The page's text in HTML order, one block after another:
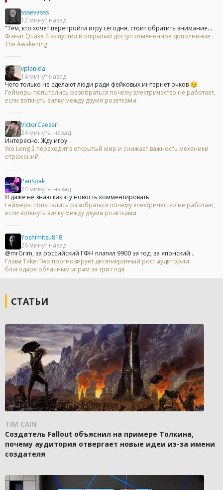
sssevasss
12 минут назад
"Тем, кто хочет перепройти игру сегодня, стоит обратить внимание...
Фанат Quake 4 выпустил в открытый доступ отмененное дополнение
The Awakening
vplanida
14 минут назад
Чего только не сделают люди ради фейковых интернет очков 😏
Геймеры попытались разобраться почему электричество не работает,
если воткнуть вилку между двумя розетками
VictorCaesar
24 минуты назад
Интересно. Жду игру.
Wo Long 2 переходит в открытый мир и снижает важность механики
отражений
PanSpak
24 минуты назад
Я даже не знаю как эту новость комментировать
Геймеры попытались разобраться почему электричество не работает,
если воткнуть вилку между двумя розетками
Yoshimitsu818
26 минут назад
@mrGrim, за российский ГФН платил 9900 за год, за японский...
Глава Take-Two прогнозирует десятикратный рост аудитории
благодаря облачным играм за три года
СТАТЬИ
TIM CAIN
Создатель Fallout объяснил на примере Толкина,
почему аудитория отвергает новые идеи из-за имени
создателя